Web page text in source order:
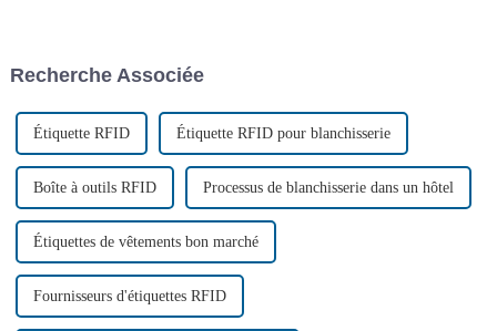
température, le laminage à
Recherche Associée
Étiquette RFID Étiquette RFID pour blanchisserie
Boîte à outils RFID Processus de blanchisserie dans un hôtel
Étiquettes de vêtements bon marché
Fournisseurs d'étiquettes RFID